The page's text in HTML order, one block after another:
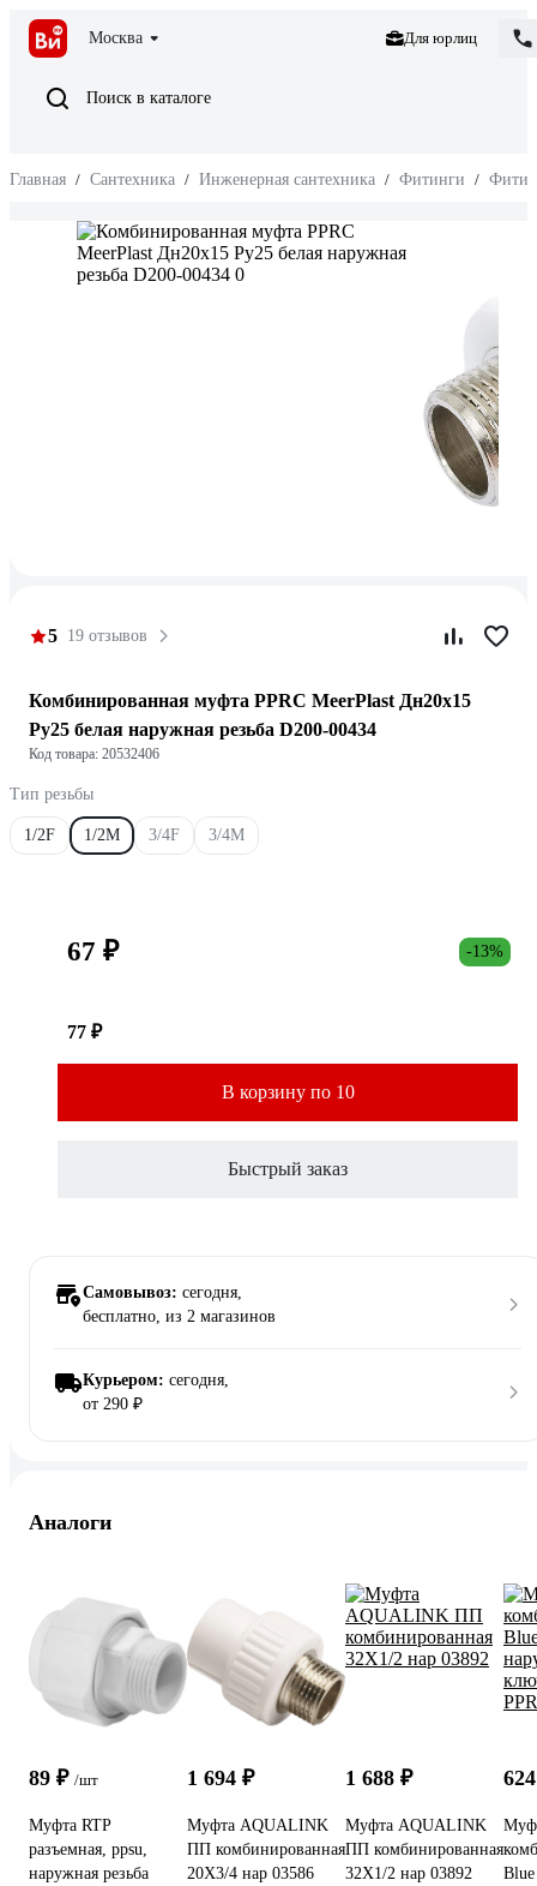
Москва Для юрлиц
Поиск в каталоге
Главная / Сантехника / Инженерная сантехника / Фитинги /
5 19 отзывов
Комбинированная муфта PPRC MeerPlast Дн20x15
Ру25 белая наружная резьба D200-00434
Код товара: 20532406
Тип резьбы
1/2F 1/2M 3/4F 3/4M
67 ₽ -13%
77 ₽
В корзину по 10
Быстрый заказ
Самовывоз: сегодня,
бесплатно, из 2 магазинов
Курьером: сегодня,
от 290 ₽
Аналоги
89 ₽ /шт
Муфта RTP
разъемная, ppsu,
наружная резьба
1 694 ₽
Муфта AQUALINK
ПП комбинированная
20X3/4 нар 03586
1 688 ₽
Муфта AQUALINK
ПП комбинированная
32X1/2 нар 03892